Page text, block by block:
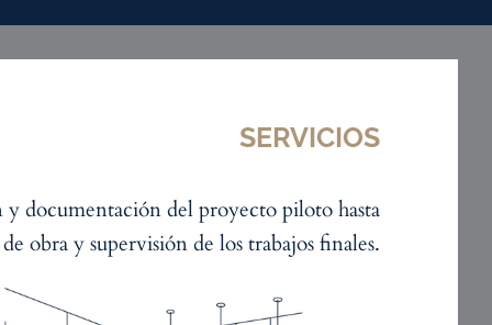
SERVICIOS
documentación del proyecto piloto hasta
obra y supervisión de los trabajos finales.